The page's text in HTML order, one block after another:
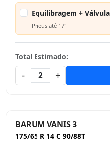
Equilibragem + Válvula
Pneus até 17"
Total Estimado:
-
2 +
BARUM VANIS 3
175/65 R 14 C 90/88T